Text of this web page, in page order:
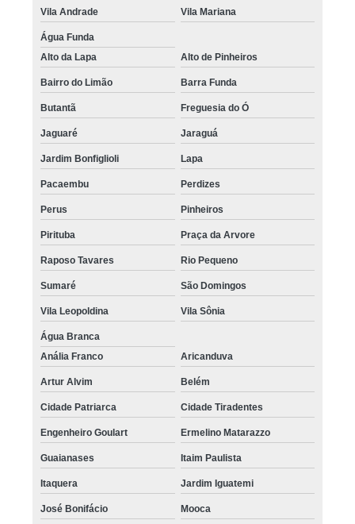
Vila Andrade Vila Mariana
Água Funda
Alto da Lapa
Alto de Pinheiros
Bairro do Limão Barra Funda
Butantã Freguesia do Ó
Jaguaré Jaraguá
Jardim Bonfiglioli Lapa
Pacaembu Perdizes
Perus Pinheiros
Pirituba Praça da Arvore
Raposo Tavares Rio Pequeno
Sumaré São Domingos
Vila Leopoldina Vila Sônia
Água Branca
Anália Franco
Aricanduva
Artur Alvim Belém
Cidade Patriarca Cidade Tiradentes
Engenheiro Goulart Ermelino Matarazzo
Guaianases Itaim Paulista
Itaquera Jardim Iguatemi
José Bonifácio Mooca